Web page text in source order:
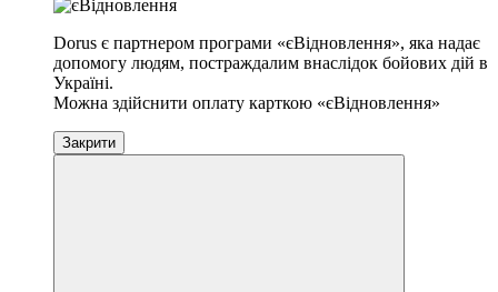
Dorus є партнером програми «єВідновлення», яка надає
допомогу людям, постраждалим внаслідок бойових дій в
Україні.
Можна здійснити оплату карткою «єВідновлення»
Закрити